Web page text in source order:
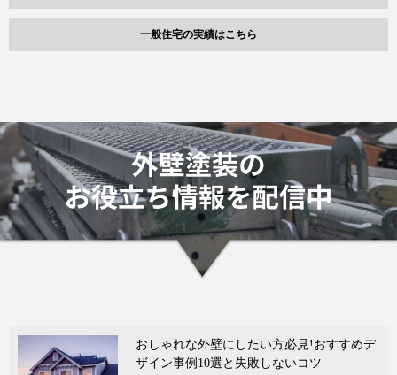
一般住宅の実績はこちら
おしゃれな外壁にしたい方必見!おすすめデ
ザイン事例10選と失敗しないコツ